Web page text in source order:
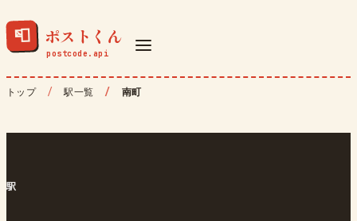
📮 ポストくん
トップ 駅一覧 南町
駅